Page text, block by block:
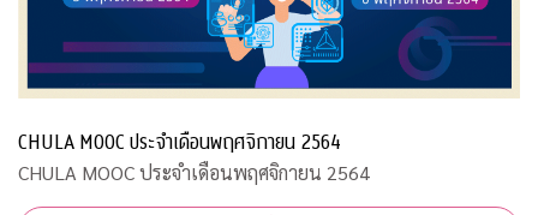
CHULA MOOC ประจำเดือนพฤศจิกายน 2564
CHULA MOOC ประจำเดือนพฤศจิกายน 2564